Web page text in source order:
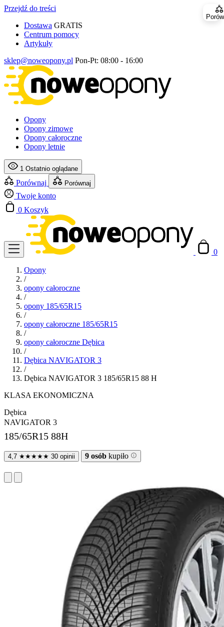
Przejdź do treści
Dostawa GRATIS
Centrum pomocy
Artykuły
sklep@noweopony.pl Pon-Pt: 08:00 - 16:00
Opony
Opony zimowe
Opony całoroczne
Opony letnie
1 Ostatnio oglądane
Porównaj Porównaj
Twoje konto
0 Koszyk
0
Opony
/
opony całoroczne
/
opony 185/65R15
/
opony całoroczne 185/65R15
/
opony całoroczne Dębica
/
Dębica NAVIGATOR 3
/
Dębica NAVIGATOR 3 185/65R15 88 H
KLASA EKONOMICZNA
Dębica
NAVIGATOR 3
185/65R15 88H
4,7 ★★★★★ 30 opinii 9 osób kupiło